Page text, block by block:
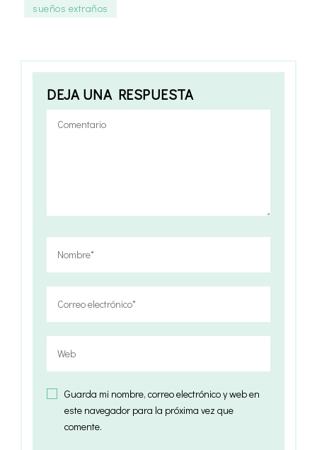
sueños extraños
DEJA UNA RESPUESTA
Guarda mi nombre, correo electrónico y web en
este navegador para la próxima vez que
comente.